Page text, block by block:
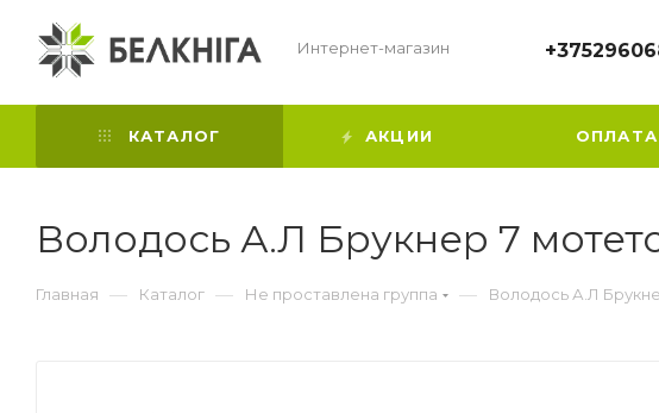
Интернет-магазин
КАТАЛОГ АКЦИИ
Володось А.Л Брукнер 7
Главная — Каталог — Не проставлена группа — Володось А.Л